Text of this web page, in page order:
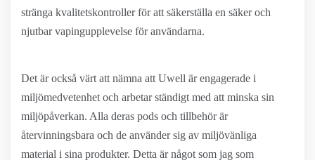
stränga kvalitetskontroller för att säkerställa en säker och
njutbar vapingupplevelse för användarna.
Det är också värt att nämna att Uwell är engagerade i
miljömedvetenhet och arbetar ständigt med att minska sin
miljöpåverkan. Alla deras pods och tillbehör är
återvinningsbara och de använder sig av miljövänliga
material i sina produkter. Detta är något som jag som